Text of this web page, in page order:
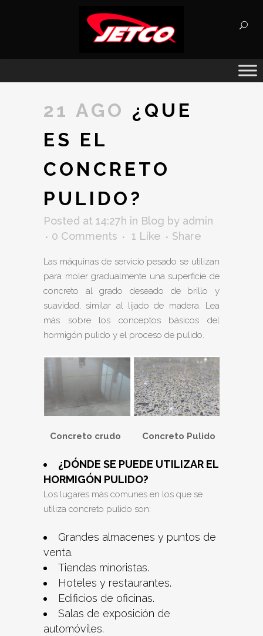
de
21 AGO ¿QUE
ES EL
CONCRETO
PULIDO?
Posted at 14:27h in Blog by admin
0 Comments
1 Like Share
Las máquinas de servicio pesado se utilizan
para moler gradualmente una superficie de
concreto al grado deseado de brillo y
suavidad, similar al lijado de madera. Lea
más sobre los conceptos básicos del
hormigón pulido y el proceso de pulido.
Concreto crudo Concreto Pulido
¿DÓNDE SE PUEDE UTILIZAR EL
HORMIGÓN PULIDO?
Los lugares más comunes en los que se
utiliza concreto pulido son:
Grandes almacenes y puntos de
venta.
Tiendas minoristas.
Hoteles y restaurantes.
Edificios de oficinas.
Salas de exposición de
automóviles.